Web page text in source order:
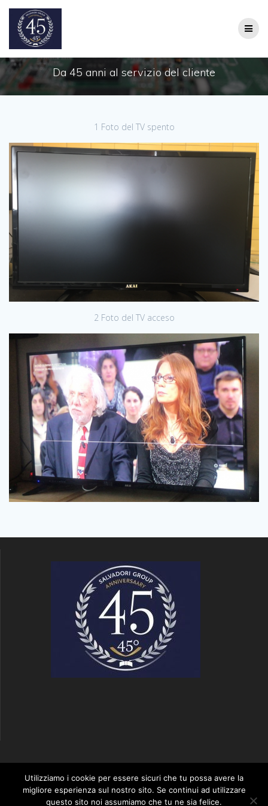
Da 45 anni al servizio del cliente
1 Foto del TV spento
2 Foto del TV acceso
S2 SALVADORI GROUP
Utilizziamo i cookie per essere sicuri che tu possa avere la
migliore esperienza sul nostro sito. Se continui ad utilizzare
questo sito noi assumiamo che tu ne sia felice.